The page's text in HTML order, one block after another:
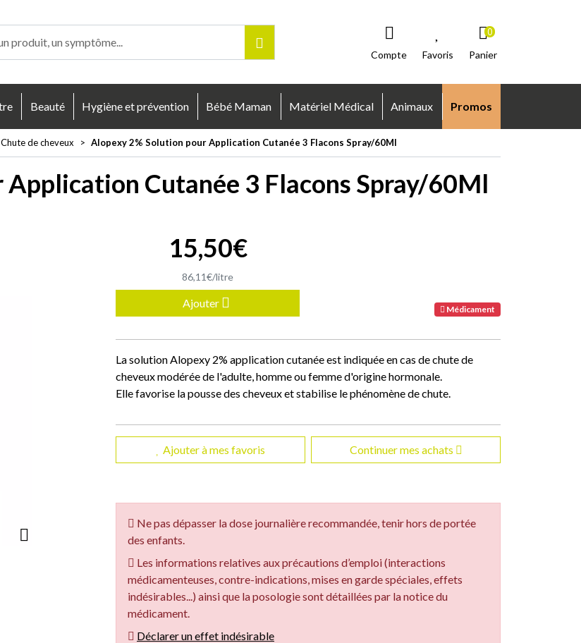
Compte Favoris Panier
0
Beauté Hygiène et prévention Bébé Maman Matériel Médical Animaux Promos
Chute de cheveux Alopexy 2% Solution pour Application Cutanée 3 Flacons Spray/60Ml
Cutanée 3 Flacons Spray/60Ml
15,50€
86,11€/litre
Ajouter Médicament
La solution Alopexy 2% application cutanée est indiquée en cas de chute de
cheveux modérée de l'adulte, homme ou femme d'origine hormonale.
Elle favorise la pousse des cheveux et stabilise le phénomène de chute.
Ajouter à mes favoris Continuer mes achats
Ne pas dépasser la dose journalière recommandée, tenir hors de portée
des enfants.
Les informations relatives aux précautions d’emploi (interactions
médicamenteuses, contre-indications, mises en garde spéciales, effets
indésirables...) ainsi que la posologie sont détaillées par la notice du
médicament.
Déclarer un effet indésirable